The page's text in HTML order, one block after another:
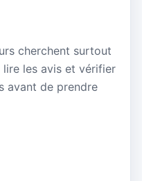
cherchent surtout
les avis et vérifier
avant de prendre